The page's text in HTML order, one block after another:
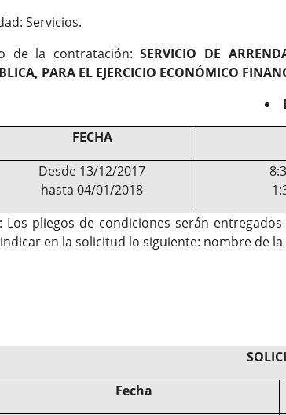
Servicios.
de la contratación:SERVICIO DE
PARA EL EJERCICIO ECONÓMICO
FECHA
Desde 13/12/2017
hasta 04/01/2018
Los pliegos de condiciones serán
en la solicitud lo siguiente: nombre de
Fecha